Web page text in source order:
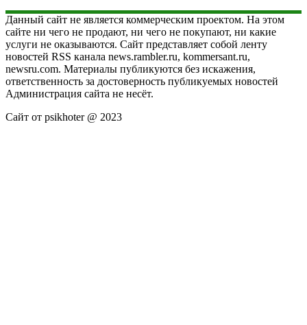
Данный сайт не является коммерческим проектом. На этом
сайте ни чего не продают, ни чего не покупают, ни какие
услуги не оказываются. Сайт представляет собой ленту
новостей RSS канала news.rambler.ru, kommersant.ru,
newsru.com. Материалы публикуются без искажения,
ответственность за достоверность публикуемых новостей
Администрация сайта не несёт.
Сайт от psikhoter @ 2023